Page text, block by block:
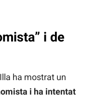
i de
ha mostrat un
i ha intentat